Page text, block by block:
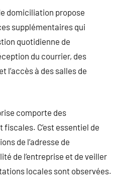
domiciliation propose
supplémentaires qui
quotidienne de
du courrier, des
l’accès à des salles de
comporte des
C’est essentiel de
de l’adresse de
de l’entreprise et de veiller
locales sont observées.